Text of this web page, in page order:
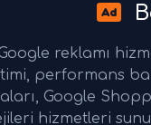
reklamı
performans
Google
hizmetleri